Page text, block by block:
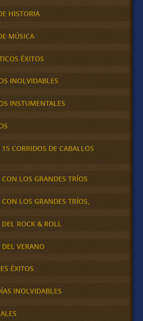
HISTORIA
MÚSICA
ÉXITOS
INOLVIDABLES
INSTUMENTALES
CORRIDOS DE CABALLOS
LOS GRANDES TRÍOS
LOS GRANDES TRÍOS,
DEL ROCK & ROLL
VERANO
ÉXITOS
INOLVIDABLES